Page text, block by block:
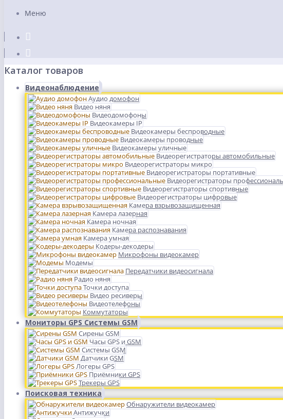
Меню
Каталог товаров
Видеонаблюдение
Аудио домофон
Видео няня
Видеодомофоны
Видеокамеры IP
Видеокамеры беспроводные
Видеокамеры проводные
Видеокамеры уличные
Видеорегистраторы автомобильные
Видеорегистраторы микро
Видеорегистраторы портативные
Видеорегистраторы
Видеорегистраторы спортивные
Видеорегистраторы цифровые
Камера взрывозащищенная
Камера лазерная
Камера ночная
Камера распознавания
Камера умная
Кодеры-декодеры
Микрофоны видеокамер
Модемы
Передатчики видеосигнала
Радио няня
Точки доступа
Видео ресиверы
Видеотелефоны
Коммутаторы
Мониторы GPS Системы GSM
Сирены GSM
Часы GPS и GSM
Системы GSM
Датчики GSM
Логеры GPS
Приёмники GPS
Трекеры GPS
Поисковая техника
Обнаружители видеокамер
Антижучки